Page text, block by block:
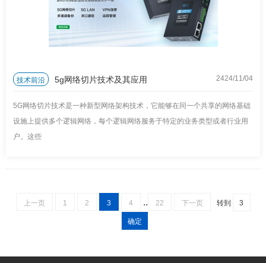
/04
2424/11
技术前沿 5g网络切片技术及其应用
5G网络切片技术是一种新型网络架构技术，它能够在同一个共享的网络基础
设施上提供多个逻辑网络，每个逻辑网络服务于特定的业务类型或者行业用
户。这些
上一页 1 2 3 4 .. 22 下一页 转到